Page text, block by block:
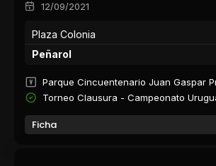
12/09/2021
Plaza Colonia
Peñarol
Parque Cincuentenario Juan Gaspar
Torneo Clausura - Campeonato
Ficha